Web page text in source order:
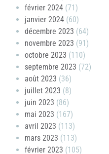
février 2024 (71)
janvier 2024 (60)
décembre 2023 (64)
novembre 2023 (91)
octobre 2023 (110)
septembre 2023 (72)
août 2023 (36)
juillet 2023 (8)
juin 2023 (86)
mai 2023 (167)
avril 2023 (113)
mars 2023 (113)
février 2023 (105)